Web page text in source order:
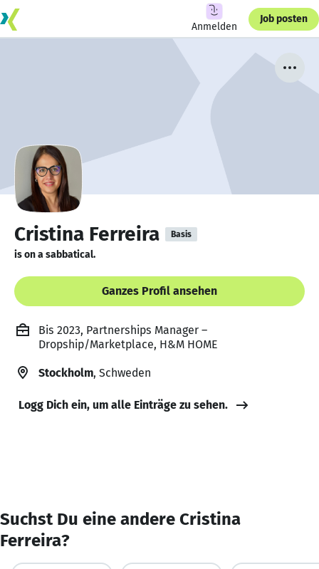
Anmelden
Job posten
Cristina Ferreira Basis
is on a sabbatical.
Ganzes Profil ansehen
Bis 2023, Partnerships Manager –
Dropship/Marketplace, H&M HOME
Stockholm, Schweden
Logg Dich ein, um alle Einträge zu sehen.
Suchst Du eine andere Cristina
Ferreira?